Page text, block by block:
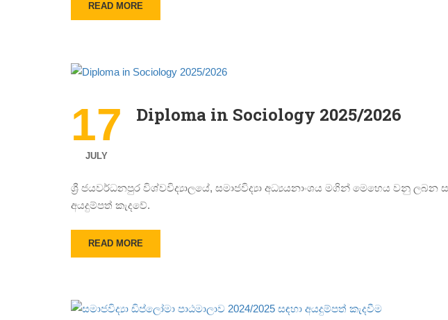
READ MORE
17
JULY
Diploma in Sociology 2025/2026
ශ්‍රී ජයවර්ධනපුර විශ්වවිද්‍යාලයේ, සමාජවිද්‍යා අධ්‍යයනාංශය මගින් මෙහෙය වනු ලබන
අයදුම්පත් කැදවේ.
READ MORE